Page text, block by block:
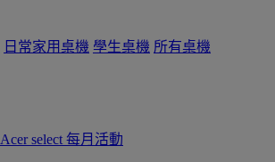
日常家用桌機 學生桌機 所有桌機
Acer select 每月活動